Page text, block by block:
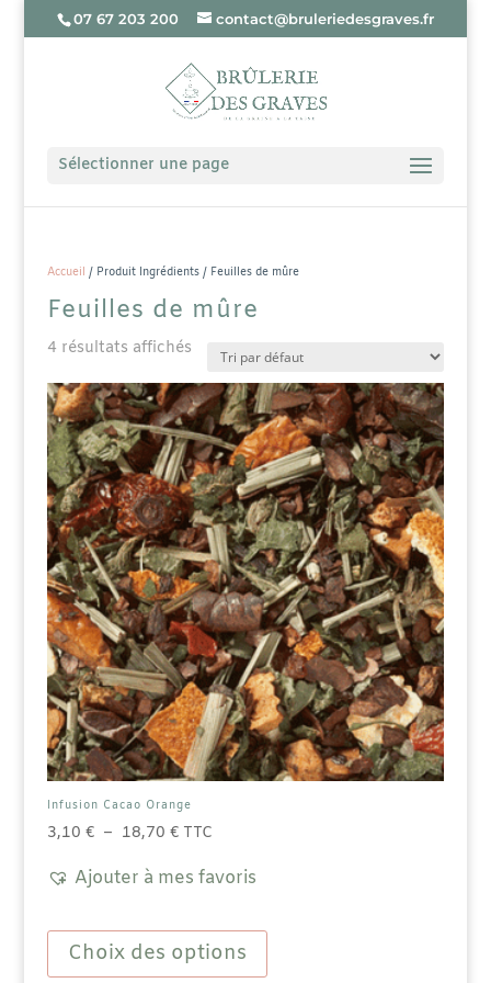
07 67 203 200 contact@bruleriedesgraves.fr
Sélectionner une page
Accueil / Produit Ingrédients / Feuilles de mûre
Feuilles de mûre
4 résultats affichés
Infusion Cacao Orange
3,10 € – 18,70 €Plage
prix :
à
18,70 €
TTC
Ajouter à mes favoris
Choix des options
produit
plusieurs